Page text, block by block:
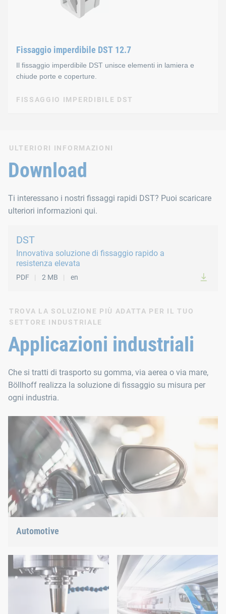
Caratteristiche
Soddisfa i requisiti della norma 2006/42 CE
Non può andare perso, né cadere o essere messo male
Garantisce un alloggiamento sicuro nell’apertura di
Resistenza a scuotimento e vibrazioni secondo la
Monopezzo
Materiali
Alloggiamento: GdZn, bianco
Clip: acciaio sinterizzato
Molle: acciaio armonico
Fissaggio imperdibile DST 12.7
Il fissaggio imperdibile DST unisce elementi in lamiera e
chiude porte e coperture.
FISSAGGIO IMPERDIBILE DST
Fissaggio rapido
Il fissaggio flessibile imperdibile 12.7 unisce elementi in
Caratteristiche
Non può andare perso, né cadere o essere messo male
Garantisce un alloggiamento sicuro nell’apertura di
Resistenza a scuotimento e vibrazioni secondo la
Apertura con ¼ di giro dell’attuatore
Monopezzo
Materiali
Alloggiamento: GdZn, bianco
Clip: acciaio sinterizzato
Molle: acciaio armonico
ULTERIORI INFORMAZIONI
Download
Ti interessano i nostri fissaggi rapidi DST? Puoi scaricare
ulteriori informazioni qui.
DST
Innovativa soluzione di fissaggio rapido a
resistenza elevata
PDF 2 MB en
TROVA LA SOLUZIONE PIÙ ADATTA PER IL TUO
SETTORE INDUSTRIALE
Applicazioni industriali
Che si tratti di trasporto su gomma, via aerea o via mare,
Böllhoff realizza la soluzione di fissaggio su misura per
ogni industria.
Automotive
del settore dei veicoli commerciali.